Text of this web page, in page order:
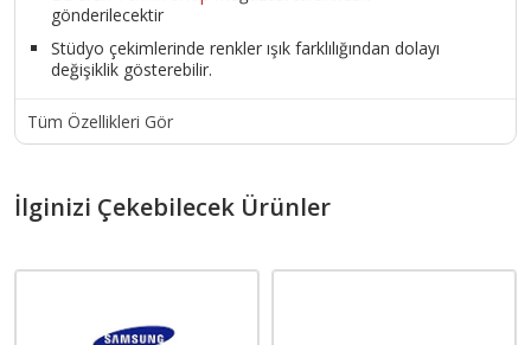
gönderilecektir
Stüdyo çekimlerinde renkler ışık farklılığından dolayı
değişiklik gösterebilir.
Tüm Özellikleri Gör
İlginizi Çekebilecek Ürünler